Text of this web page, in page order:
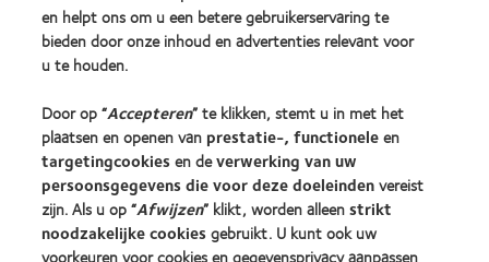
Zoek uw contactlens
Contactlenstechnologie
Vind uw opticien
Contactlenzen en gezichtsvermogen
Nieuwe drager
Ervaren drager
en helpt ons om u een betere gebruikerservaring te
bieden door onze inhoud en advertenties relevant voor
u te houden.
Door op “Accepteren” te klikken, stemt u in met het
plaatsen en openen van prestatie-, functioneleen
targetingcookiesen deverwerking van uw
persoonsgegevens die voor deze doeleindenvereist
zijn. Als u op “Afwijzen” klikt, worden alleenstrikt
noodzakelijke cookiesgebruikt. U kunt ook uw
voorkeuren voor cookies en gegevensprivacy aanpassen